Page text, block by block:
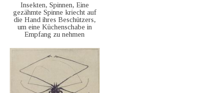
Insekten, Spinnen, Eine
gezähmte Spinne kriecht auf
die Hand ihres Beschützers,
um eine Küchenschabe in
Empfang zu nehmen